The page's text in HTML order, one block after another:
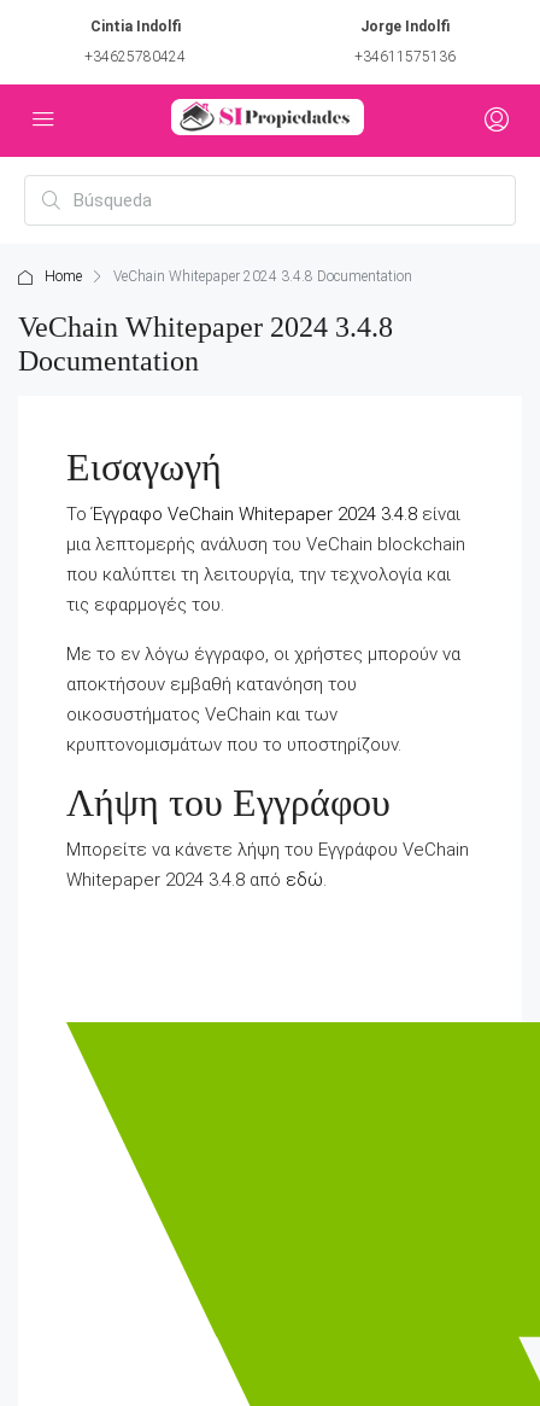
Cintia Indolfi
+34625780424
Jorge Indolfi
+34611575136
Home VeChain Whitepaper 2024 3.4.8 Documentation
VeChain Whitepaper 2024 3.4.8
Documentation
Εισαγωγή
ΤοΈγγραφο VeChain Whitepaper 2024 3.4.8 είναι
μια λεπτομερής ανάλυση του VeChain blockchain
που καλύπτει τη λειτουργία, την τεχνολογία και
τις εφαρμογές του.
Με το εν λόγω έγγραφο, οι χρήστες μπορούν να
αποκτήσουν εμβαθή κατανόηση του
οικοσυστήματος VeChain και των
κρυπτονομισμάτων που το υποστηρίζουν.
Λήψη του Εγγράφου
Μπορείτε να κάνετε λήψη του Εγγράφου VeChain
Whitepaper 2024 3.4.8 από εδώ.